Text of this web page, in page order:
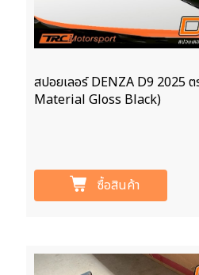
สปอยเลอร์ DENZA D9 2025 ต
Material Gloss Black)
ซื้อสินค้า